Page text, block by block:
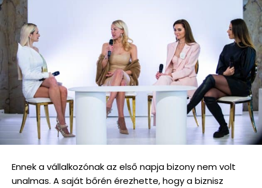
Ennek a vállalkozónak az első napja bizony nem volt
unalmas. A saját bőrén érezhette, hogy a biznisz